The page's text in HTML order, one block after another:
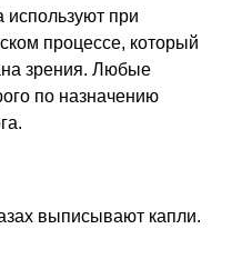
используют при
процессе, который
зрения. Любые
по назначению
выписывают капли.